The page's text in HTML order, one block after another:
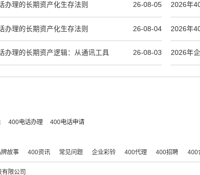
辑
办理的长期资产化生存法则 26-08-05 2026年
索资产
办理的长期资产化生存法则 26-08-04 2026年
AI收录权
办理的长期资产逻辑：从通讯工具 26-08-03 2026年
期品牌
400电话办理 400电话申请
牌故事 400资讯 常见问题 企业彩铃 400代理 400招聘 400
限公司